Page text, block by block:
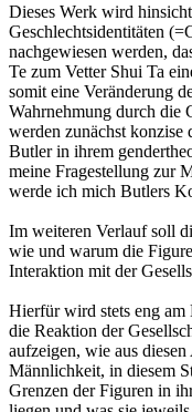
Dieses Werk wird
Geschlechtsidentitäten
nachgewiesen werden,
Te zum Vetter Shui Ta
somit eine Veränderung
Wahrnehmung durch die
werden zunächst konzise
Butler in ihrem
meine Fragestellung zur
werde ich mich Butlers
Im weiteren Verlauf soll
wie und warum die
Interaktion mit der
Hierfür wird stets eng am
die Reaktion der
aufzeigen, wie aus
Männlichkeit, in diesem
Grenzen der Figuren in